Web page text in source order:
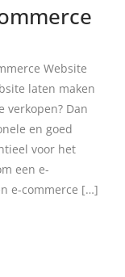
Website
laten maken
Dan
en goed
voor het
een e-
e-commerce […]